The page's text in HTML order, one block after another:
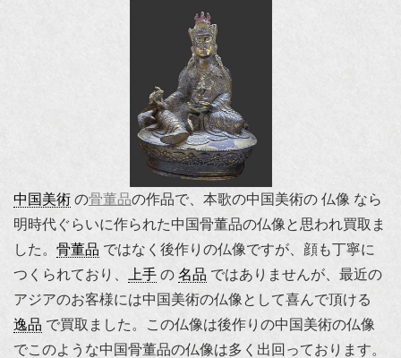
中国美術 の骨董品の作品で、本歌の中国美術の 仏像 なら
明時代ぐらいに作られた中国骨董品の仏像と思われ買取ま
した。 骨董品 ではなく後作りの仏像ですが、顔も丁寧に
つくられており、
上手 の 名品 ではありませんが、最近の
アジアのお客様には中国美術の仏像として喜んで頂ける
逸品 で買取ました。この仏像は後作りの中国美術の仏像
でこのような中国骨董品の仏像は多く出回っております。